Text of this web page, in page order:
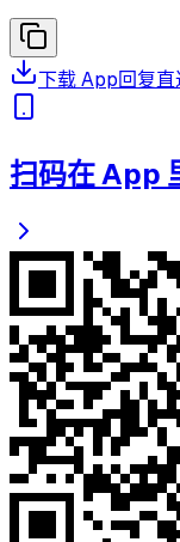
下载 App回复
扫码在 App